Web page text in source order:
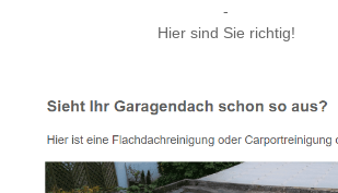
-
Hier sind Sie richtig!